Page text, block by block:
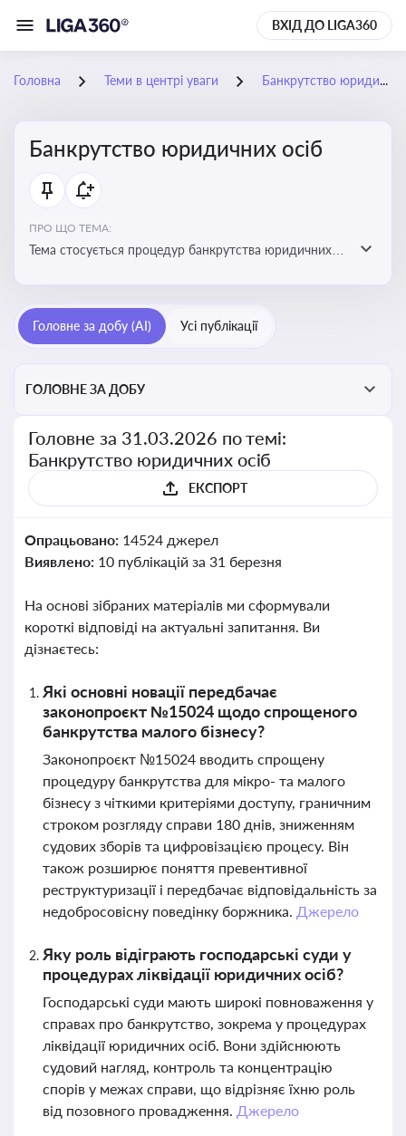
ВХІД ДО LIGA360
Головна Теми в центрі уваги Банкрутство юридичних осіб
Банкрутство юридичних осіб
ПРО ЩО ТЕМА:
Тема стосується процедур банкрутства юридичних
Головне за добу (AI) Усі публікації
ГОЛОВНЕ ЗА ДОБУ
Головне за 31.03.2026 по темі:
Банкрутство юридичних осіб
ЕКСПОРТ
Опрацьовано: 14524 джерел
Виявлено: 10 публікацій за 31 березня
На основі зібраних матеріалів ми сформували
короткі відповіді на актуальні запитання. Ви
дізнаєтесь:
Які основні новації передбачає
законопроєкт №15024 щодо спрощеного
банкрутства малого бізнесу?
Законопроєкт №15024 вводить спрощену
процедуру банкрутства для мікро- та малого
бізнесу з чіткими критеріями доступу, граничним
строком розгляду справи 180 днів, зниженням
судових зборів та цифровізацією процесу. Він
також розширює поняття превентивної
реструктуризації і передбачає відповідальність за
недобросовісну поведінку боржника. Джерело
Яку роль відіграють господарські суди у
процедурах ліквідації юридичних осіб?
Господарські суди мають широкі повноваження у
справах про банкрутство, зокрема у процедурах
ліквідації юридичних осіб. Вони здійснюють
судовий нагляд, контроль та концентрацію
спорів у межах справи, що відрізняє їхню роль
від позовного провадження. Джерело